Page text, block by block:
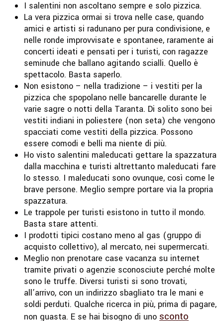
I salentini non ascoltano sempre e solo pizzica.
La vera pizzica ormai si trova nelle case, quando
amici e artisti si radunano per pura condivisione, e
nelle ronde improvvisate e spontanee, raramente ai
concerti ideati e pensati per i turisti, con ragazze
seminude che ballano agitando scialli. Quello è
spettacolo. Basta saperlo.
Non esistono – nella tradizione – i vestiti per la
pizzica che spopolano nelle bancarelle durante le
varie sagre o notti della Taranta. Di solito sono bei
vestiti indiani in poliestere (non seta) che vengono
spacciati come vestiti della pizzica. Possono
essere comodi e belli ma niente di più.
Ho visto salentini maleducati gettare la spazzatura
dalla macchina e turisti altrettanto maleducati fare
lo stesso. I maleducati sono ovunque, così come le
brave persone. Meglio sempre portare via la propria
spazzatura.
Le trappole per turisti esistono in tutto il mondo.
Basta stare attenti.
I prodotti tipici costano meno al gas (gruppo di
acquisto collettivo), al mercato, nei supermercati.
Meglio non prenotare case vacanza su internet
tramite privati o agenzie sconosciute perché molte
sono le truffe. Diversi turisti si sono trovati,
all’arrivo, con un indirizzo sbagliato tra le mani e
soldi perduti. Qualche ricerca in più, prima di pagare,
non guasta. E se hai bisogno di uno sconto